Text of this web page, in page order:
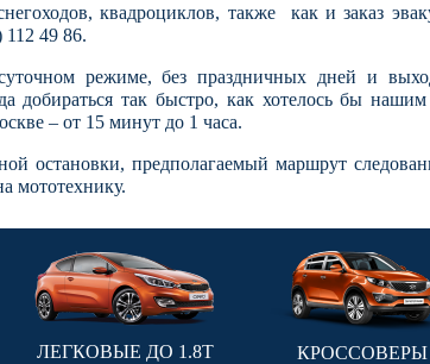
квадроциклов, также как и заказ
112 49 86.
режиме, без праздничных дней и
добираться так быстро, как хотелось бы
– от 15 минут до 1 часа.
остановки, предполагаемый маршрут
мототехнику.
ЛЕГКОВЫЕ ДО 1.8Т КРОССОВЕРЫ